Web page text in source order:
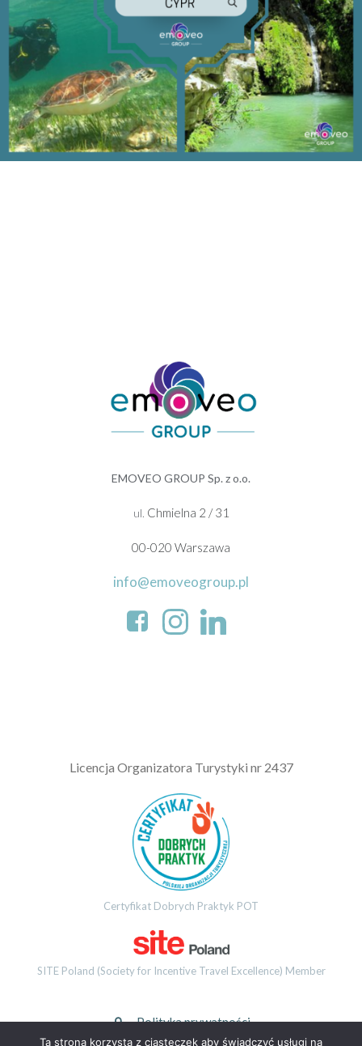
EMOVEO GROUP Sp. z o.o.
ul. Chmielna 2 / 31
00-020 Warszawa
info@emoveogroup.pl
Licencja Organizatora Turystyki nr 2437
Certyfikat Dobrych Praktyk POT
SITE Poland (Society for Incentive Travel Excellence) Member
Polityka prywatności
Ta strona korzysta z ciasteczek aby świadczyć usługi na